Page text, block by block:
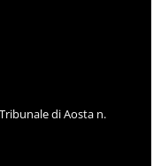
di Aosta n.